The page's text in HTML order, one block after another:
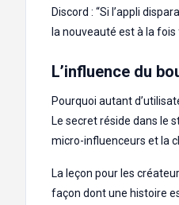
Discord : “Si l’appli
la nouveauté est à la
L’influence du
Pourquoi autant
Le secret réside dans le
micro-influenceurs et la
La leçon pour les
façon dont une histoire